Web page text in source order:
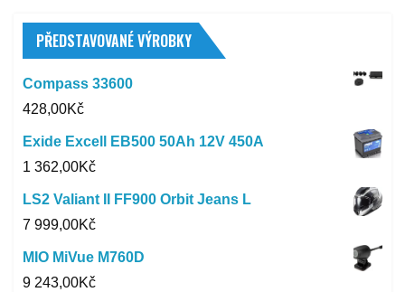
PŘEDSTAVOVANÉ VÝROBKY
Compass 33600
428,00Kč
Exide Excell EB500 50Ah 12V 450A
1 362,00Kč
LS2 Valiant II FF900 Orbit Jeans L
7 999,00Kč
MIO MiVue M760D
9 243,00Kč